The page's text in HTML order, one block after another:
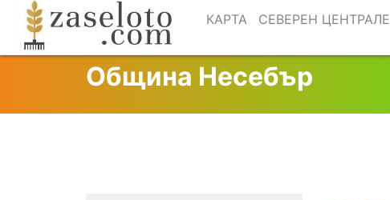
content
КАРТА СЕВЕРЕН
Община Несебър